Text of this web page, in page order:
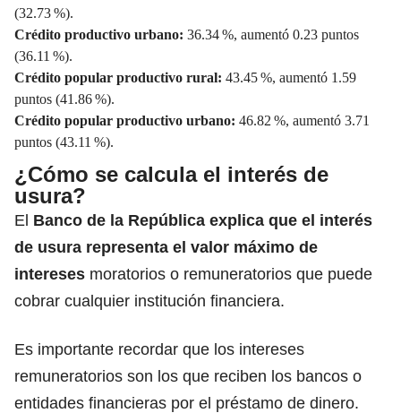
(32.73 %).
Crédito productivo urbano: 36.34 %, aumentó 0.23 puntos
(36.11 %).
Crédito popular productivo rural: 43.45 %, aumentó 1.59
puntos (41.86 %).
Crédito popular productivo urbano: 46.82 %, aumentó 3.71
puntos (43.11 %).
¿Cómo se calcula el interés de
usura?
El Banco de la República explica que el interés
de usura representa el valor máximo de
intereses moratorios o remuneratorios que puede
cobrar cualquier institución financiera.
Es importante recordar que los intereses
remuneratorios son los que reciben los bancos o
entidades financieras por el préstamo de dinero.